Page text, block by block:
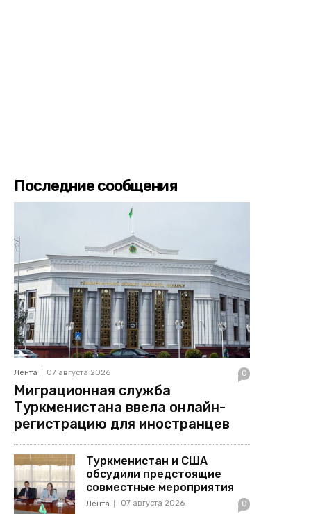
Последние сообщения
Лента 07 августа 2026 0
Миграционная служба
Туркменистана ввела онлайн-
регистрацию для иностранцев
Туркменистан и США
обсудили предстоящие
совместные мероприятия
Лента 07 августа 2026 0